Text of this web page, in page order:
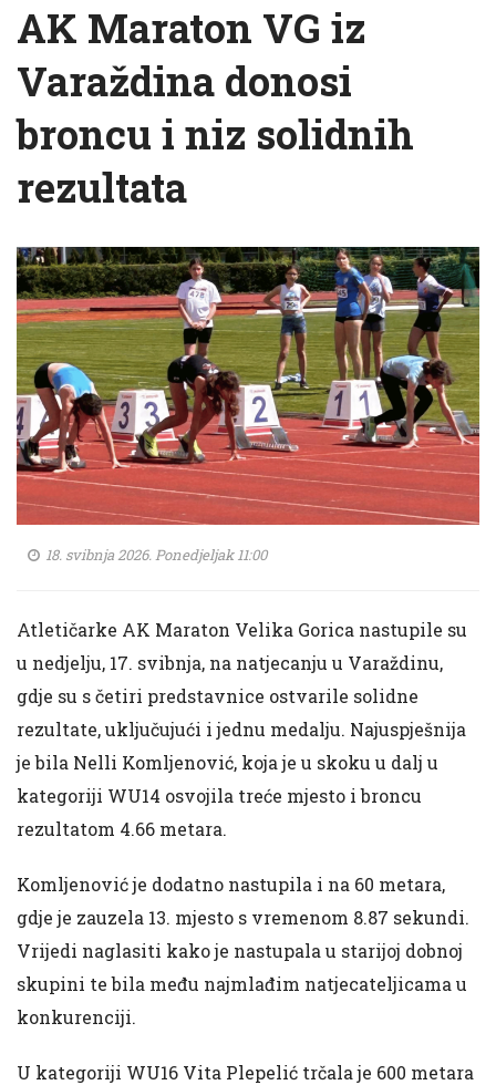
AK Maraton VG iz
Varaždina donosi
broncu i niz solidnih
rezultata
18. svibnja 2026. Ponedjeljak 11:00
Atletičarke AK Maraton Velika Gorica nastupile su
u nedjelju, 17. svibnja, na natjecanju u Varaždinu,
gdje su s četiri predstavnice ostvarile solidne
rezultate, uključujući i jednu medalju. Najuspješnija
je bila Nelli Komljenović, koja je u skoku u dalj u
kategoriji WU14 osvojila treće mjesto i broncu
rezultatom 4.66 metara.
Komljenović je dodatno nastupila i na 60 metara,
gdje je zauzela 13. mjesto s vremenom 8.87 sekundi.
Vrijedi naglasiti kako je nastupala u starijoj dobnoj
skupini te bila među najmlađim natjecateljicama u
konkurenciji.
U kategoriji WU16 Vita Plepelić trčala je 600 metara